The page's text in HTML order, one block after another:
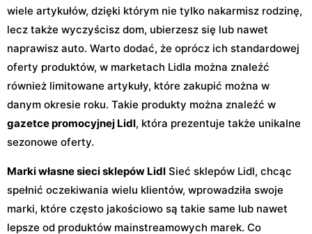
wiele artykułów, dzięki którym nie tylko nakarmisz rodzinę,
lecz także wyczyścisz dom, ubierzesz się lub nawet
naprawisz auto. Warto dodać, że oprócz ich standardowej
oferty produktów, w marketach Lidla można znaleźć
również limitowane artykuły, które zakupić można w
danym okresie roku. Takie produkty można znaleźć w
gazetce promocyjnej Lidl, która prezentuje także unikalne
sezonowe oferty.
Marki własne sieci sklepów Lidl Sieć sklepów Lidl, chcąc
spełnić oczekiwania wielu klientów, wprowadziła swoje
marki, które często jakościowo są takie same lub nawet
lepsze od produktów mainstreamowych marek. Co